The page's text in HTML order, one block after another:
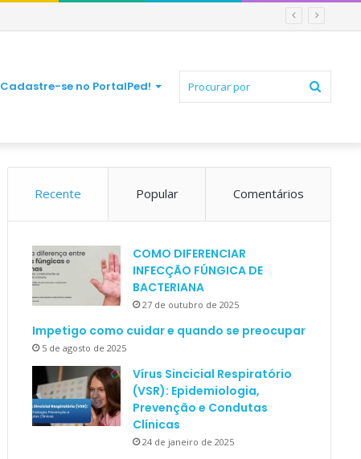
Cadastre-se no PortalPed!
Recente Popular Comentários
COMO DIFERENCIAR
INFECÇÃO FÚNGICA DE
BACTERIANA
27 de outubro de 2025
Impetigo como cuidar e quando se preocupar
5 de agosto de 2025
Vírus Sincicial Respiratório
(VSR): Epidemiologia,
Prevenção e Condutas
Clínicas
24 de janeiro de 2025